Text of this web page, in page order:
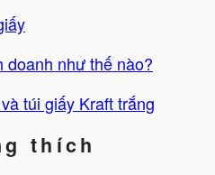
doanh như thế nào?
túi giấy Kraft trắng
thích